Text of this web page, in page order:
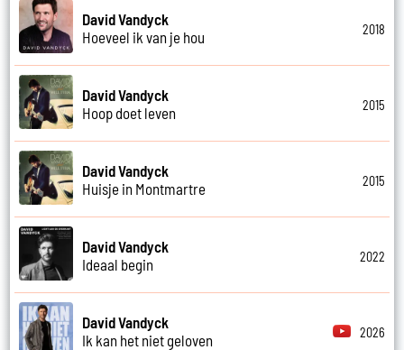
David Vandyck
Hoeveel ik van je hou
2018
David Vandyck
Hoop doet leven
2015
David Vandyck
Huisje in Montmartre
2015
David Vandyck
Ideaal begin
2022
David Vandyck
Ik kan het niet geloven
2026